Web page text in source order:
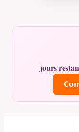
jours